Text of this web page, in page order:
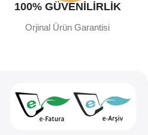
100% GÜVENİLİRLİK
Orjinal Ürün Garantisi